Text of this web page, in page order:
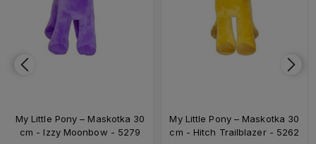
My Little Pony – Maskotka 30
cm - Izzy Moonbow - 5279
My Little Pony – Maskotka 30
cm - Hitch Trailblazer - 5262